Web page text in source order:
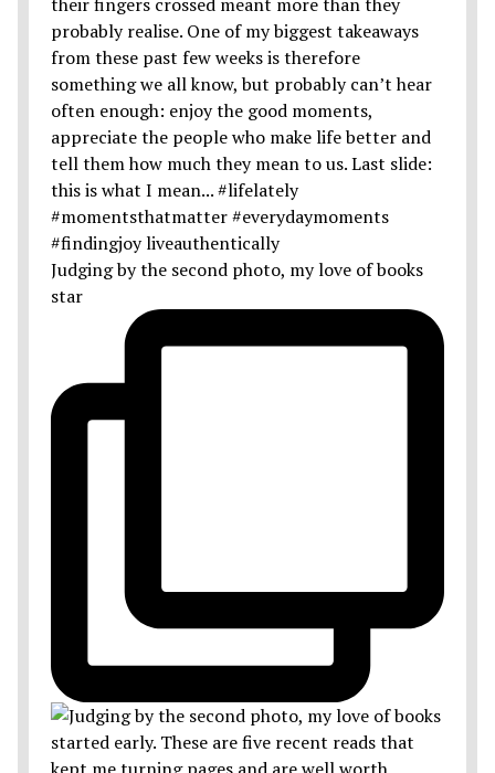
Judging by the second photo, my love of books
star